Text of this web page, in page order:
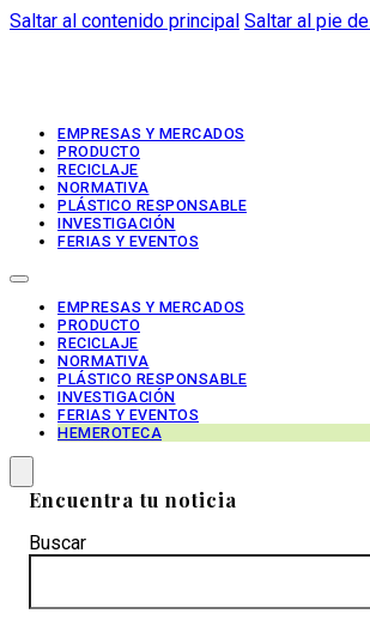
Saltar al contenido principal Saltar al pie
EMPRESAS Y MERCADOS
PRODUCTO
RECICLAJE
NORMATIVA
PLÁSTICO RESPONSABLE
INVESTIGACIÓN
FERIAS Y EVENTOS
EMPRESAS Y MERCADOS
PRODUCTO
RECICLAJE
NORMATIVA
PLÁSTICO RESPONSABLE
INVESTIGACIÓN
FERIAS Y EVENTOS
HEMEROTECA
Encuentra tu noticia
Buscar